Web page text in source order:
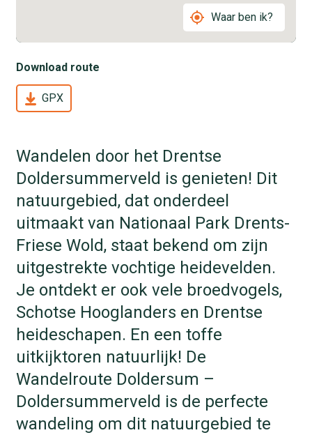
Waar ben ik?
Download route
GPX
Wandelen door het Drentse
Doldersummerveld is genieten! Dit
natuurgebied, dat onderdeel
uitmaakt van Nationaal Park Drents-
Friese Wold, staat bekend om zijn
uitgestrekte vochtige heidevelden.
Je ontdekt er ook vele broedvogels,
Schotse Hooglanders en Drentse
heideschapen. En een toffe
uitkijktoren natuurlijk! De
Wandelroute Doldersum –
Doldersummerveld is de perfecte
wandeling om dit natuurgebied te